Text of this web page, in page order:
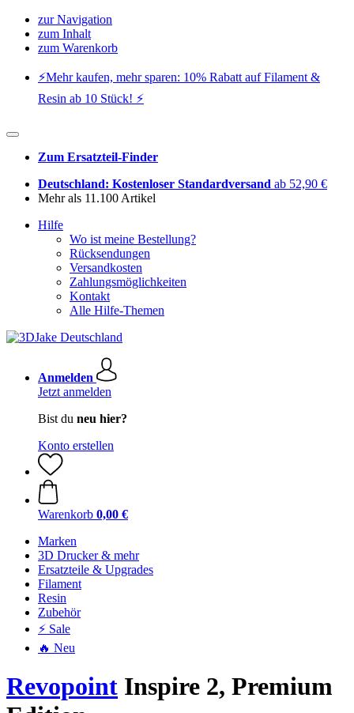
zur Navigation
zum Inhalt
zum Warenkorb
⚡️Mehr kaufen, mehr sparen: 10% Rabatt auf Filament &
Resin ab 10 Stück! ⚡️
Zum Ersatzteil-Finder
Deutschland: Kostenloser Standardversand ab 52,90 €
Mehr als 11.100 Artikel
Hilfe
Wo ist meine Bestellung?
Rücksendungen
Versandkosten
Zahlungsmöglichkeiten
Kontakt
Alle Hilfe-Themen
Anmelden
Jetzt anmelden
Bist du neu hier?
Konto erstellen
Warenkorb 0,00 €
Marken
3D Drucker & mehr
Ersatzteile & Upgrades
Filament
Resin
Zubehör
⚡ Sale
🔥 Neu
Revopoint Inspire 2, Premium